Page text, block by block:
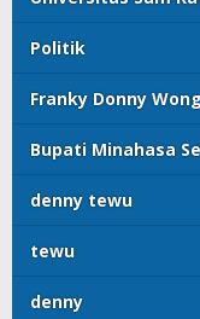
Politik
Franky Donny
Bupati Minahasa
denny tewu
tewu
denny